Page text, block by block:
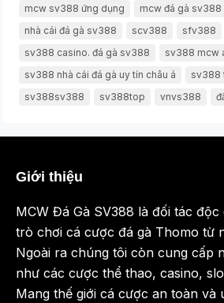
mcw sv388 ứng dụng
mcw đá gà sv388
nhà cái đá gà sv388
scv388 sfv388
sv388 casino. đá gà sv388
sv388 mcw
sv388 nhà cái đá gà uy tín châu á
sv388
sv388sv388
sv388top vnvs388
Giới thiệu
MCW Đá Gà SV388 là đối tác
trò chơi cá cược đá gà Thomo từ
Ngoài ra chúng tôi còn cung cấp
như các cược thể thao, casino,
Mang thế giới cá cược an toàn và